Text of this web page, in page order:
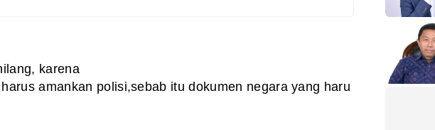
karena
amankan polisi,sebab itu dokumen negara yang haru